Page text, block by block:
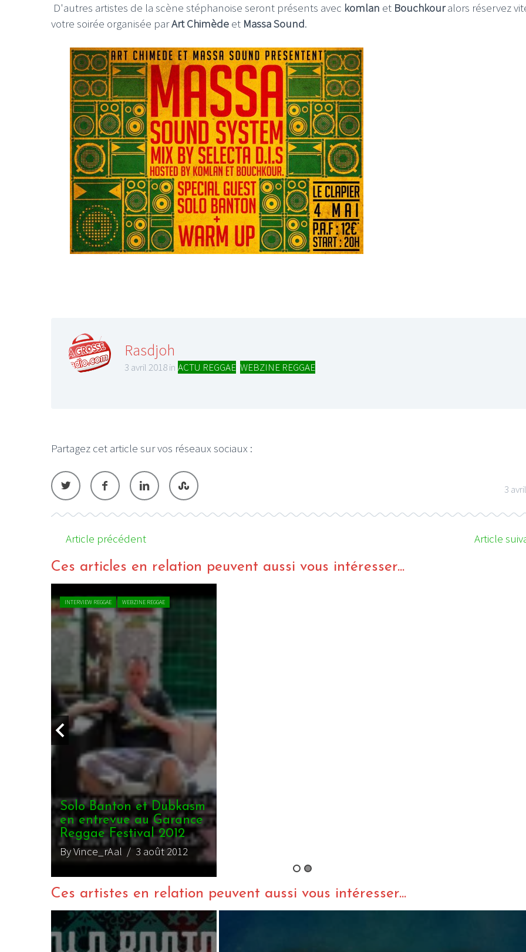
D'autres artistes de la scène stéphanoise seront présents avec komlan et Bouchkouralors réservez
votre soirée organisée parArt Chimède et Massa Sound.
Rasdjoh
3 avril 2018 in ACTU REGGAE WEBZINE REGGAE
Partagez cet article sur vos réseaux sociaux :
3
Article précédent Article
Ces articles en relation peuvent aussi vous intéresser...
Ces artistes en relation peuvent aussi vous intéresser...